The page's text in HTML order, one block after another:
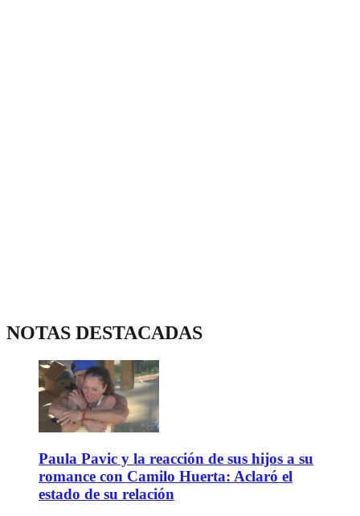
NOTAS DESTACADAS
Paula Pavic y la reacción de sus hijos a su
romance con Camilo Huerta: Aclaró el
estado de su relación